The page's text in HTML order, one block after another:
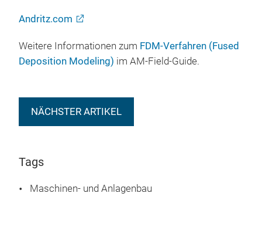
Andritz.com
Weitere Informationen zum FDM-Verfahren (Fused
Deposition Modeling) im AM-Field-Guide.
NÄCHSTER ARTIKEL
Tags
Maschinen- und Anlagenbau